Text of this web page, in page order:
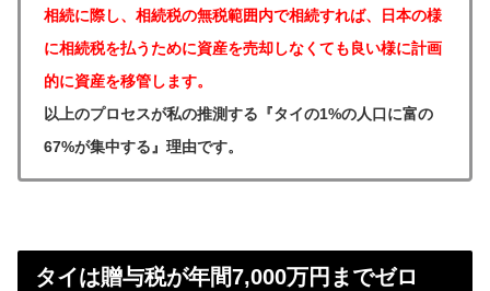
相続に際し、相続税の無税範囲内で相続すれば、日本の様
に相続税を払うために資産を売却しなくても良い様に計画
的に資産を移管します。
以上のプロセスが私の推測する『タイの1%の人口に富の
67%が集中する』理由です。
タイは贈与税が年間7,000万円までゼロ